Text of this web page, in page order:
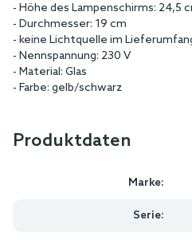
- Höhe des Lampenschirms: 24,5
- Durchmesser: 19 cm
- keine Lichtquelle im
- Nennspannung: 230 V
- Material: Glas
- Farbe: gelb/schwarz
Produktdaten
Marke:
Serie: